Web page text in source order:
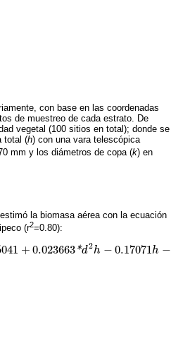
con base en las coordenadas
de muestreo de cada estrato. De
vegetal (100 sitios en total); donde se
total (h) con una vara telescópica
mm y los diámetros de copa (k) en
la biomasa aérea con la ecuación
(r2=0.80):
+ 0.023663*d2h − 0.17071h −
2h-0.17071h-0.09615* lnh)+( -0.43154